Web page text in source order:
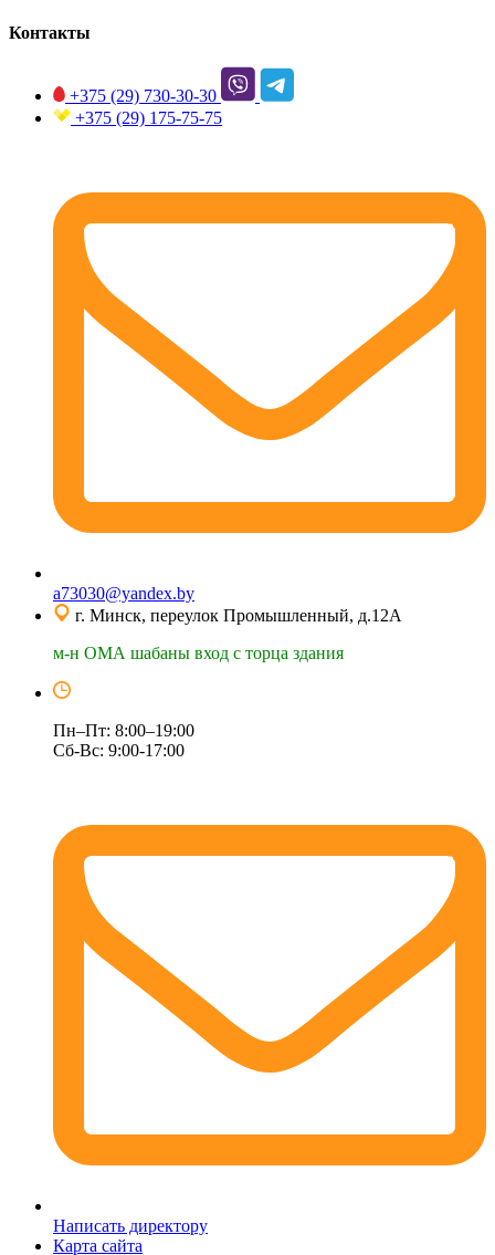
Контакты
+375 (29) 730-30-30
+375 (29) 175-75-75
a73030@yandex.by
г. Минск, переулок Промышленный, д.12А
м-н ОМА шабаны вход с торца здания
Пн–Пт: 8:00–19:00
Сб-Вс: 9:00-17:00
Написать директору
Карта сайта